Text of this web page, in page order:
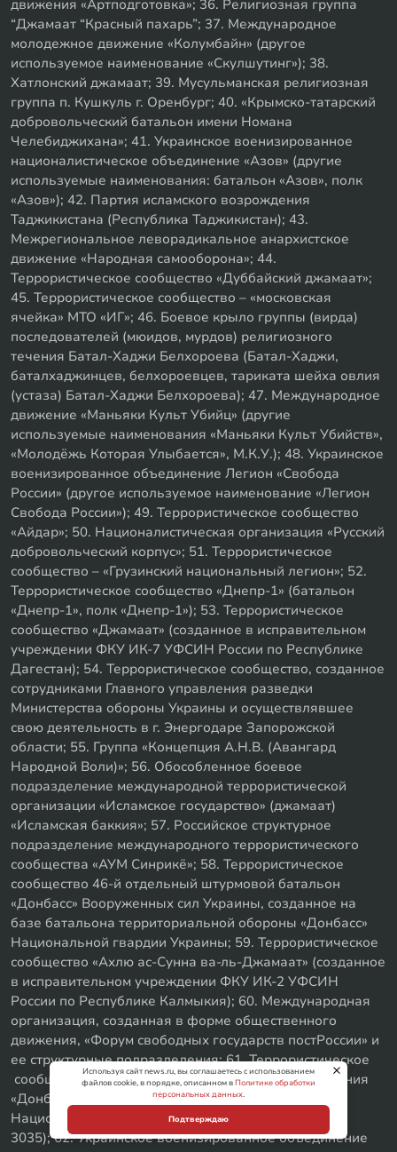
движения «Артподготовка»; 36. Религиозная группа
“Джамаат “Красный пахарь”; 37. Международное
молодежное движение «Колумбайн» (другое
используемое наименование «Скулшутинг»); 38.
Хатлонский джамаат; 39. Мусульманская религиозная
группа п. Кушкуль г. Оренбург; 40. «Крымско-татарский
добровольческий батальон имени Номана
Челебиджихана»; 41. Украинское военизированное
националистическое объединение «Азов» (другие
используемые наименования: батальон «Азов», полк
«Азов»); 42. Партия исламского возрождения
Таджикистана (Республика Таджикистан); 43.
Межрегиональное леворадикальное анархистское
движение «Народная самооборона»; 44.
Террористическое сообщество «Дуббайский джамаат»;
45. Террористическое сообщество – «московская
ячейка» МТО «ИГ»; 46. Боевое крыло группы (вирда)
последователей (мюидов, мурдов) религиозного
течения Батал-Хаджи Белхороева (Батал-Хаджи,
баталхаджинцев, белхороевцев, тариката шейха овлия
(устаза) Батал-Хаджи Белхороева); 47. Международное
движение «Маньяки Культ Убийц» (другие
используемые наименования «Маньяки Культ Убийств»,
«Молодёжь Которая Улыбается», М.К.У.); 48. Украинское
военизированное объединение Легион «Свобода
России» (другое используемое наименование «Легион
Свобода России»); 49. Террористическое сообщество
«Айдар»; 50. Националистическая организация «Русский
добровольческий корпус»; 51. Террористическое
сообщество – «Грузинский национальный легион»; 52.
Террористическое сообщество «Днепр-1» (батальон
«Днепр-1», полк «Днепр-1»); 53. Террористическое
сообщество «Джамаат» (созданное в исправительном
учреждении ФКУ ИК-7 УФСИН России по Республике
Дагестан); 54. Террористическое сообщество, созданное
сотрудниками Главного управления разведки
Министерства обороны Украины и осуществлявшее
свою деятельность в г. Энергодаре Запорожской
области; 55. Группа «Концепция А.Н.В. (Авангард
Народной Воли)»; 56. Обособленное боевое
подразделение международной террористической
организации «Исламское государство» (джамаат)
«Исламская баккия»; 57. Российское структурное
подразделение международного террористического
сообщества «АУМ Синрикё»; 58. Террористическое
сообщество 46-й отдельный штурмовой батальон
«Донбасс» Вооруженных сил Украины, созданное на
базе батальона территориальной обороны «Донбасс»
Национальной гвардии Украины; 59. Террористическое
сообщество «Ахлю ас-Сунна ва-ль-Джамаат» (созданное
в исправительном учреждении ФКУ ИК-2 УФСИН
России по Республике Калмыкия); 60. Международная
организация, созданная в форме общественного
движения, «Форум свободных государств постРоссии» и
ее структурные подразделения; 61. Террористическое
сообщество 2-ой батальон специального назначения
«Донбасс» 15-го отдельного Славянского полка
Национальной гвардии Украины (войсковая часть
3035); 62. Украинское военизированное объединение
Используя сайт news.ru, вы соглашаетесь с использованием
файлов cookie, в порядке, описанном вПолитике обработки
персональных данных.
Подтверждаю